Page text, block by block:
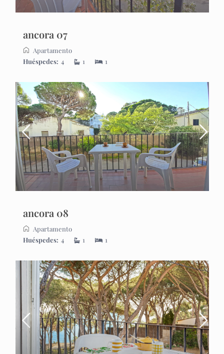
ancora 07
Apartamento
Huéspedes: 4 1 1
ancora 08
Apartamento
Huéspedes: 4 1 1